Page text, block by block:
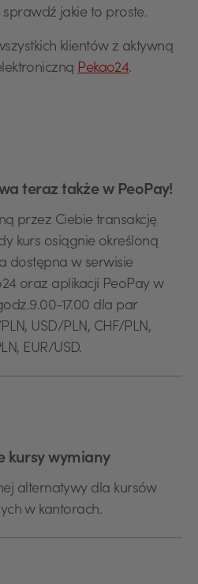
jakie to proste.
klientów z aktywną
Pekao24.
teraz także w PeoPay!
przez Ciebie transakcję
kurs osiągnie określoną
dostępna w serwisie
oraz aplikacji PeoPay w
17.00 dla par
USD/PLN, CHF/PLN,
EUR/USD.
kursy wymiany
alternatywy dla kursów
w kantorach.